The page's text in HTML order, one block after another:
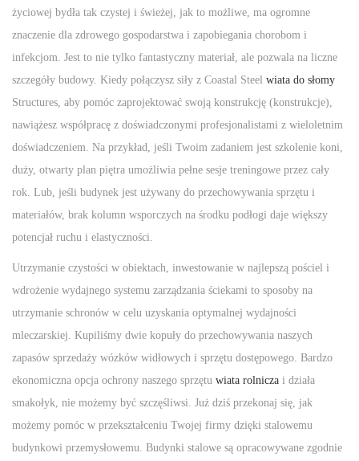
życiowej bydła tak czystej i świeżej, jak to możliwe, ma ogromne
znaczenie dla zdrowego gospodarstwa i zapobiegania chorobom i
infekcjom. Jest to nie tylko fantastyczny materiał, ale pozwala na liczne
szczegóły budowy. Kiedy połączysz siły z Coastal Steel wiata do słomy
Structures, aby pomóc zaprojektować swoją konstrukcję (konstrukcje),
nawiążesz współpracę z doświadczonymi profesjonalistami z wieloletnim
doświadczeniem. Na przykład, jeśli Twoim zadaniem jest szkolenie koni,
duży, otwarty plan piętra umożliwia pełne sesje treningowe przez cały
rok. Lub, jeśli budynek jest używany do przechowywania sprzętu i
materiałów, brak kolumn wsporczych na środku podłogi daje większy
potencjał ruchu i elastyczności.
Utrzymanie czystości w obiektach, inwestowanie w najlepszą pościel i
wdrożenie wydajnego systemu zarządzania ściekami to sposoby na
utrzymanie schronów w celu uzyskania optymalnej wydajności
mleczarskiej. Kupiliśmy dwie kopuły do przechowywania naszych
zapasów sprzedaży wózków widłowych i sprzętu dostępowego. Bardzo
ekonomiczna opcja ochrony naszego sprzętu wiata rolnicza i działa
smakołyk, nie możemy być szczęśliwsi. Już dziś przekonaj się, jak
możemy pomóc w przekształceniu Twojej firmy dzięki stalowemu
budynkowi przemysłowemu. Budynki stalowe są opracowywane zgodnie